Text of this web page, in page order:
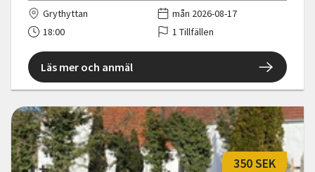
Grythyttan
mån 2026-08-17
18:00
1 Tillfällen
Läs mer och anmäl
350 SEK